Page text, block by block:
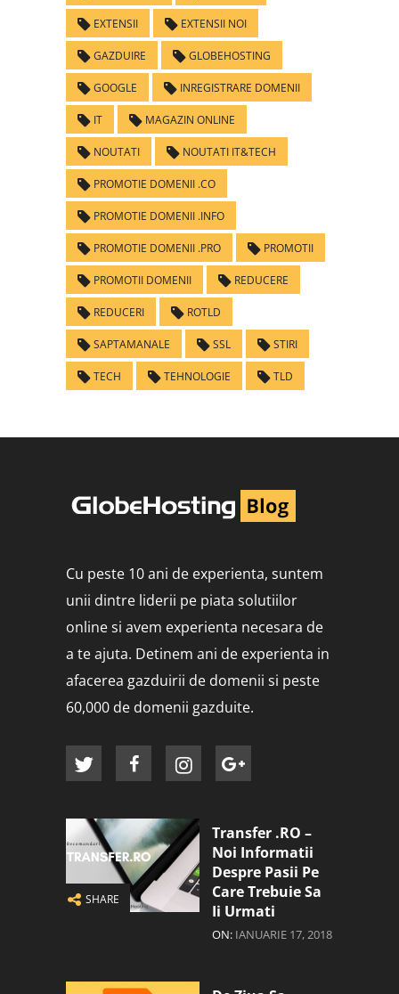
EXTENSII EXTENSII NOI
GAZDUIRE GLOBEHOSTING
GOOGLE INREGISTRARE DOMENII
IT MAGAZIN ONLINE
NOUTATI NOUTATI IT&TECH
PROMOTIE DOMENII .CO
PROMOTIE DOMENII .INFO
PROMOTIE DOMENII .PRO PROMOTII
PROMOTII DOMENII REDUCERE
REDUCERI ROTLD
SAPTAMANALE SSL STIRI
TECH TEHNOLOGIE TLD
Cu peste 10 ani de experienta, suntem
unii dintre liderii pe piata solutiilor
online si avem experienta necesara de
a te ajuta. Detinem ani de experienta in
afacerea gazduirii de domenii si peste
60,000 de domenii gazduite.
SHARE
Transfer .RO –
Noi Informatii
Despre Pasii Pe
Care Trebuie Sa
Ii Urmati
ON: IANUARIE 17, 2018